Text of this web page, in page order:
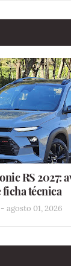
RS 2027:
ficha técnica
- agosto 01, 2026